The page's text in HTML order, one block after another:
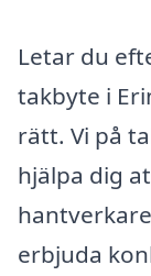
Letar du
takbyte i
rätt. Vi på
hjälpa dig
erbjuda